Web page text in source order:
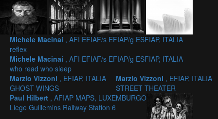
Michele Macinai , AFI EFIAF/s EFIAP/g ESFIAP, ITALIA
reflex
Michele Macinai , AFI EFIAF/s EFIAP/g ESFIAP, ITALIA
who read who sleep
Marzio Vizzoni , EFIAP, ITALIA
GHOST WINGS
Marzio Vizzoni , EFIAP, ITALIA
STREET THEATER
Paul Hilbert , AFIAP MAPS, LUXEMBURGO
Liege Guillemins Railway Station 6